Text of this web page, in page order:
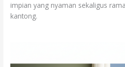
impian yang nyaman sekaligus
kantong.